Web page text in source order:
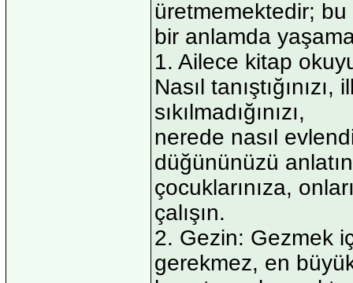
üretmemektedir; bu
bir anlamda
1. Ailece kitap
Nasıl
sıkılmadığınızı,
nerede nasıl
düğününüzü anlatın
çocuklarınıza,
çalışın.
2. Gezin: Gezmek
gerekmez, en